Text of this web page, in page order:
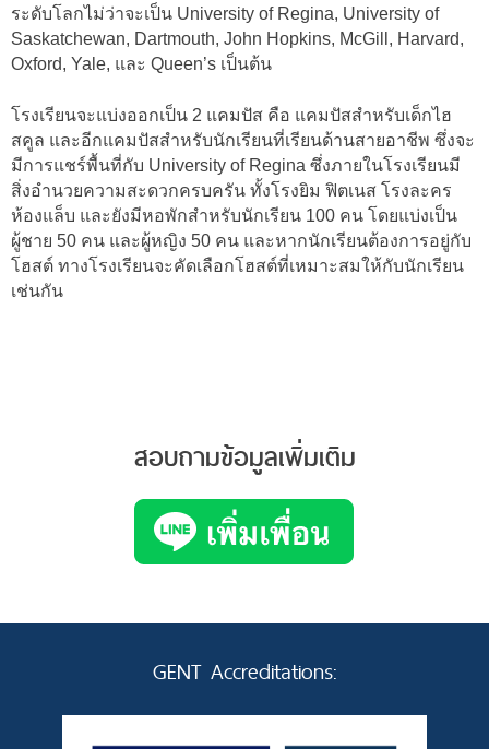
ระดับโลกไม่ว่าจะเป็น University of Regina, University of
Saskatchewan, Dartmouth, John Hopkins, McGill, Harvard,
Oxford, Yale, และ Queen’s เป็นต้น
โรงเรียนจะแบ่งออกเป็น 2 แคมปัส คือ แคมปัสสำหรับเด็กไฮ
สคูล และอีกแคมปัสสำหรับนักเรียนที่เรียนด้านสายอาชีพ ซึ่งจะ
มีการแชร์พื้นที่กับ University of Regina ซึ่งภายในโรงเรียนมี
สิ่งอำนวยความสะดวกครบครัน ทั้งโรงยิม ฟิตเนส โรงละคร
ห้องแล็บ และยังมีหอพักสำหรับนักเรียน 100 คน โดยแบ่งเป็น
ผู้ชาย 50 คน และผู้หญิง 50 คน และหากนักเรียนต้องการอยู่กับ
โฮสต์ ทางโรงเรียนจะคัดเลือกโฮสต์ที่เหมาะสมให้กับนักเรียน
เช่นกัน
สอบถามข้อมูลเพิ่มเติม
GENT Accreditations: